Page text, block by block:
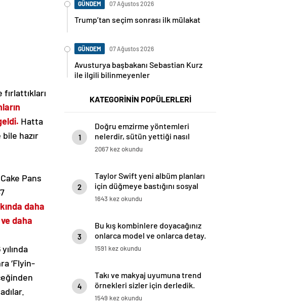
Hatta
hazır
Pans
daha
daha
‘Flyin-
GÜNDEM 07 Ağustos 2026
Trump’tan seçim sonrası ilk mülakat
GÜNDEM 07 Ağustos 2026
Avusturya başbakanı Sebastian Kurz
ile ilgili bilinmeyenler
KATEGORİNİN POPÜLERLERİ
1
Doğru emzirme yöntemleri
nelerdir, sütün yettiği nasıl
anlaşılır?
2067 kez okundu
2
Taylor Swift yeni albüm planları
için düğmeye bastığını sosyal
medyadan duyurdu!
1643 kez okundu
3
Bu kış kombinlere doyacağınız
onlarca model ve onlarca detay.
1591 kez okundu
4
Takı ve makyaj uyumuna trend
örnekleri sizler için derledik.
1549 kez okundu